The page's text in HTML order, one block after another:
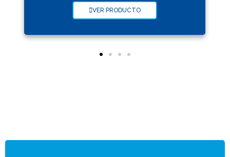
VER PRODUCTO